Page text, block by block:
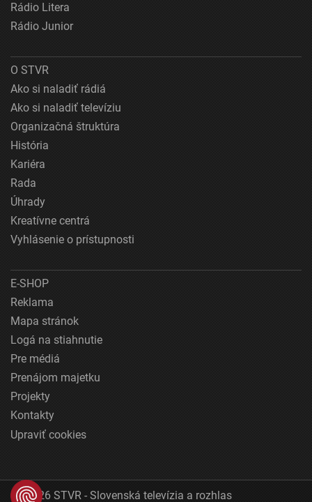
Rádio Litera
Rádio Junior
O STVR
Ako si naladiť rádiá
Ako si naladiť televíziu
Organizačná štruktúra
História
Kariéra
Rada
Úhrady
Kreatívne centrá
Vyhlásenie o prístupnosti
E-SHOP
Reklama
Mapa stránok
Logá na stiahnutie
Pre médiá
Prenájom majetku
Projekty
Kontakty
Upraviť cookies
© 2026 STVR - Slovenská televízia a rozhlas